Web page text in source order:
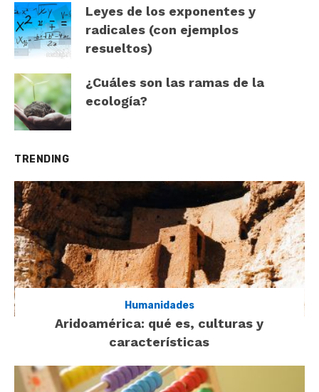
Leyes de los exponentes y
radicales (con ejemplos
resueltos)
¿Cuáles son las ramas de la
ecología?
TRENDING
Humanidades
Aridoamérica: qué es, culturas y
características